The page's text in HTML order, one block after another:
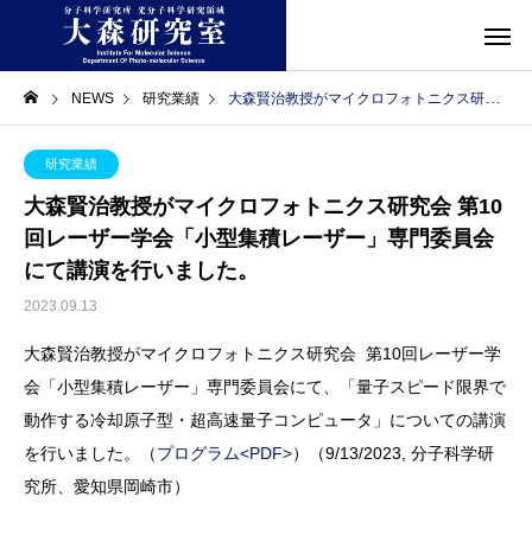
NEWS 研究業績 大森賢治教授がマイクロフォトニクス研究会 第10回レーザー学会「小型集積レーザー」専門委員会にて講演を行いました。
研究業績
大森賢治教授がマイクロフォトニクス研究会 第10
回レーザー学会「小型集積レーザー」専門委員会
にて講演を行いました。
2023.09.13
大森賢治教授がマイクロフォトニクス研究会 第10回レーザー学
会「小型集積レーザー」専門委員会にて、「量子スピード限界で
動作する冷却原子型・超高速量子コンピュータ」についての講演
を行いました。（プログラム<PDF>）（9/13/2023, 分子科学研
究所、愛知県岡崎市）